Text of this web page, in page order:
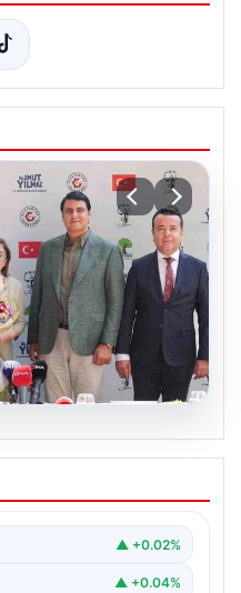
Şehitkamil
Geçti
yönetiminde▲ +0.02%
▲ +0.04%